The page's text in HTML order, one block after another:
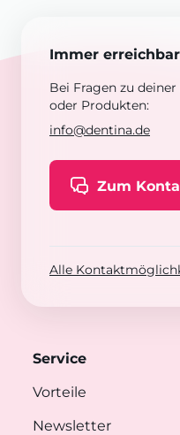
Immer erreichbar
Bei Fragen zu
oder Produkten:
info@dentina.de
Zum
Alle
Service
Vorteile
Newsletter